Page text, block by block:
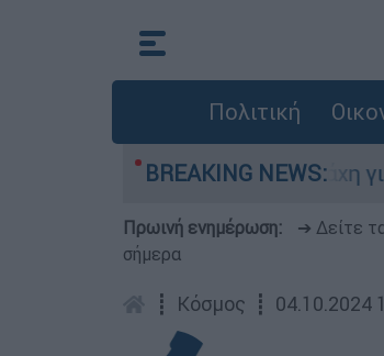
Πολιτική
BREAKING NEWS:
Η μάχη για τα Στενά
Πρωινή ενημέρωση: ➔ Δείτε
σήμερα
┋ Κόσμος ┋ 04.10.2024